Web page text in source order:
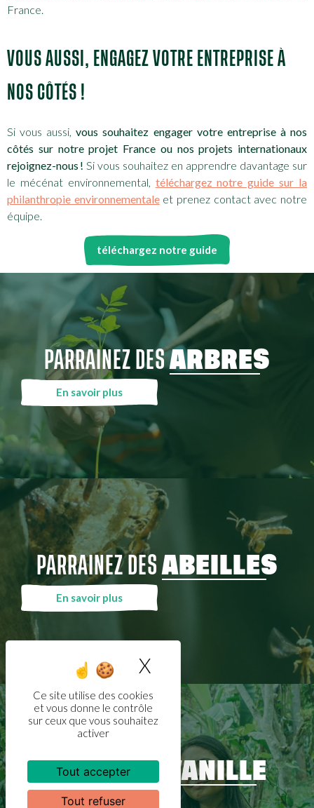
Ce site utilise des cookies
et vous donne le contrôle
sur ceux que vous souhaitez
activer
Tout accepter
Tout refuser
X Masquer le
France.
VOUS AUSSI, ENGAGEZ VOTRE ENTREPRISE À
NOS CÔTÉS !
Si vous aussi,vous souhaitez engager votre entreprise à nos
côtés sur notre projet France ou nos projets internationaux
rejoignez-nous ! Si vous souhaitez en apprendre davantage sur
le mécénat environnemental, téléchargez notre guide sur la
philanthropie environnementaleet prenez contact avec notre
équipe.
téléchargez notre guide
PARRAINEZ DESARBRES
En savoir plus
PARRAINEZ DES ABEILLES
En savoir plus
ACHETEZ DE LA VANILLE
En savoir plus